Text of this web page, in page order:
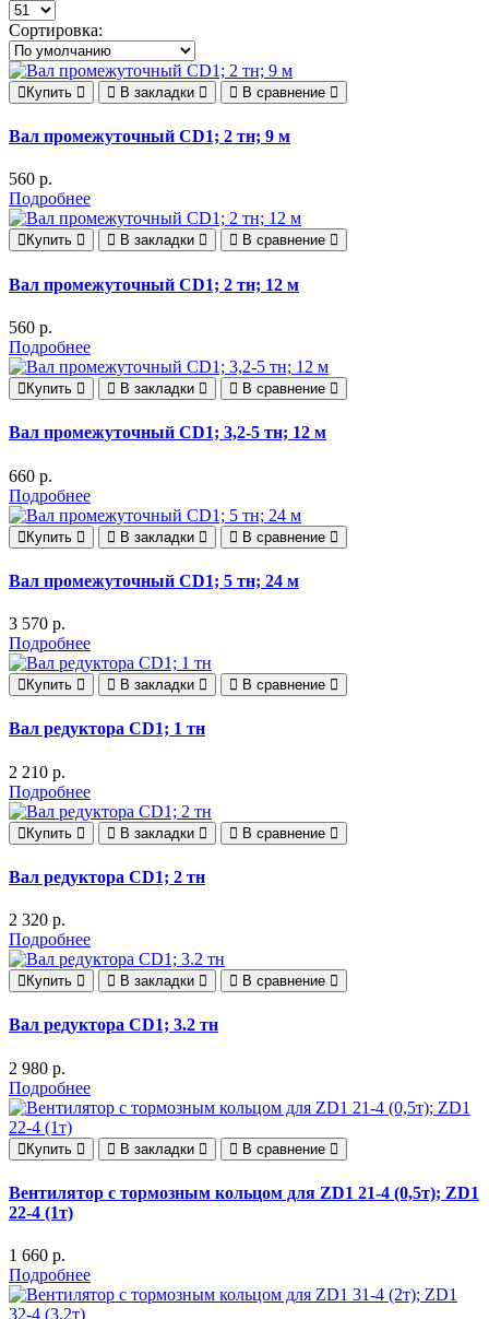
Сортировка:
Купить В закладки В сравнение
Вал промежуточный CD1; 2 тн; 9 м
560 р.
Подробнее
Купить В закладки В сравнение
Вал промежуточный CD1; 2 тн; 12 м
560 р.
Подробнее
Купить В закладки В сравнение
Вал промежуточный CD1; 3,2-5 тн; 12 м
660 р.
Подробнее
Купить В закладки В сравнение
Вал промежуточный CD1; 5 тн; 24 м
3 570 р.
Подробнее
Купить В закладки В сравнение
Вал редуктора CD1; 1 тн
2 210 р.
Подробнее
Купить В закладки В сравнение
Вал редуктора CD1; 2 тн
2 320 р.
Подробнее
Купить В закладки В сравнение
Вал редуктора CD1; 3.2 тн
2 980 р.
Подробнее
Купить В закладки В сравнение
Вентилятор с тормозным кольцом для ZD1 21-4 (0,5т); ZD1
22-4 (1т)
1 660 р.
Подробнее